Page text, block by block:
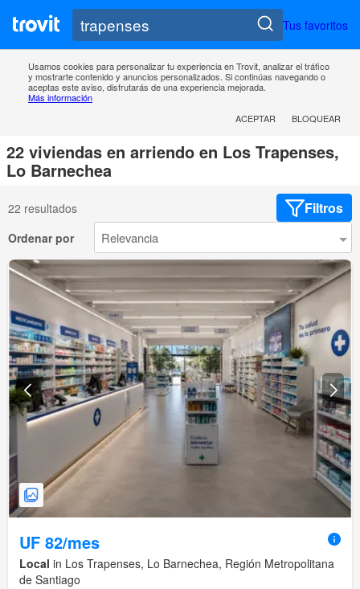
Tus favoritos
Usamos cookies para personalizar tu experiencia en Trovit, analizar el tráfico
y mostrarte contenido y anuncios personalizados. Si continúas navegando o
aceptas este aviso, disfrutarás de una experiencia mejorada.
Más información
ACEPTAR
BLOQUEAR
22 viviendas en arriendo en Los Trapenses,
Lo Barnechea
22 resultados Filtros
Ordenar por
UF 82/mes
Local in Los Trapenses, Lo Barnechea, Región Metropolitana
de Santiago